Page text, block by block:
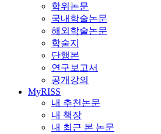
학위논문
국내학술논문
해외학술논문
학술지
단행본
연구보고서
공개강의
MyRISS
내 추천논문
내 책장
내 최근 본 논문